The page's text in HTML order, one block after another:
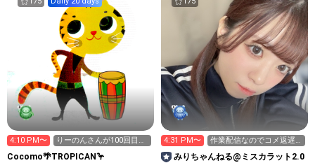
4:10 PM〜
りーのんさんが100回目の
訪問🎉
Cocomo🌴TROPICAN🦩
4:31 PM〜
作業配信なのでコメ返遅
め
みりちゃんねる@ミスカラット2.0